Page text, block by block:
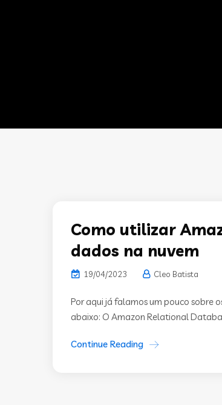
Como utilizar
dados na nuvem
19/04/2023 Cleo Batista
Por aqui já falamos um pouco sobre
abaixo: O Amazon Relational
Continue Reading